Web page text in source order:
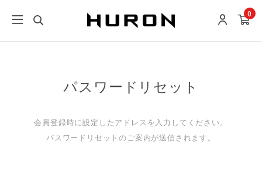
0
パスワードリセット
会員登録時に設定したアドレスを入力してください。
パスワードリセットのご案内が送信されます。